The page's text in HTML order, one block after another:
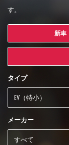
す。
新車
タイプ
メーカー